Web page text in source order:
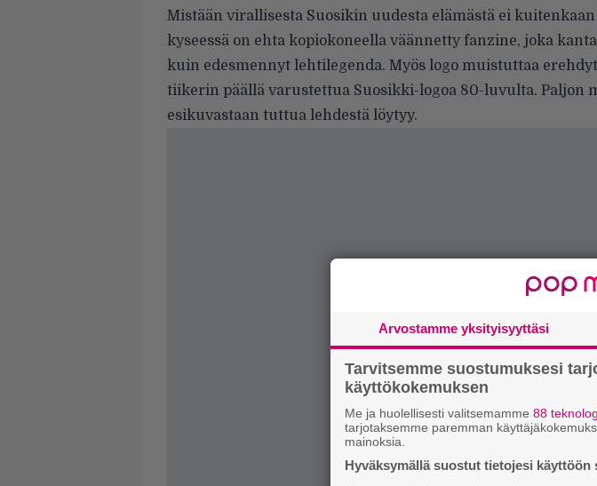
Mistään virallisesta Suosikin uudesta elämästä ei kuitenkaan
kyseessä on ehta kopiokoneella väännetty fanzine, joka
kuin edesmennyt lehtilegenda. Myös logo muistuttaa
tiikerin päällä varustettua Suosikki-logoa 80-luvulta. Paljon
esikuvastaan tuttua lehdestä löytyy.
Arvostamme yksityisyyttäsi
Tarvitsemme suostumuksesi
käyttökokemuksen
Me ja huolellisesti valitsemamme 88
tarjotaksemme paremman
mainoksia.
Hyväksymällä suostut tietojesi käyttöön